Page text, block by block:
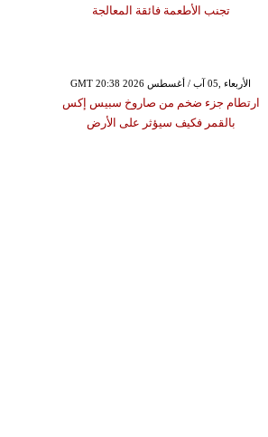
تجنب الأطعمة فائقة المعالجة
GMT 20:38 2026 الأربعاء ,05 آب / أغسطس
ارتطام جزء ضخم من صاروخ سبيس إكس
بالقمر فكيف سيؤثر على الأرض